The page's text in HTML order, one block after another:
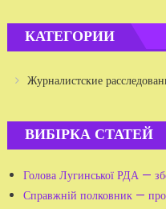
КАТЕГОРИИ
Журналистские
ВИБІРКА СТАТЕЙ
Голова Лугинської РДА —
Справжній полковник —